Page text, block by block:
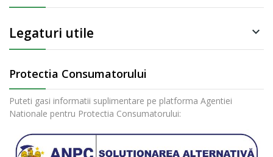
Legaturi utile 
Protectia Consumatorului
Puteti gasi informatii suplimentare pe platforma Agentiei
Nationale pentru Protectia Consumatorului: